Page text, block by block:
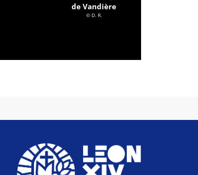
de Vandière
© D. R.